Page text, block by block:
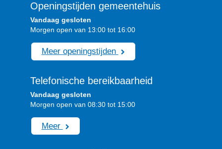
Openingstijden gemeentehuis
Vandaag gesloten
Morgen open van 13:00 tot 16:00
Meer openingstijden
Telefonische bereikbaarheid
Vandaag gesloten
Morgen open van 08:30 tot 15:00
Meer